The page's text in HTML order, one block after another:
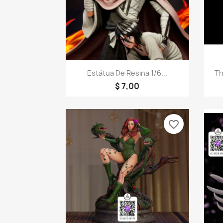
Visualização rápida
Estátua De Resina 1/6...
$ 7,00
favorite_border